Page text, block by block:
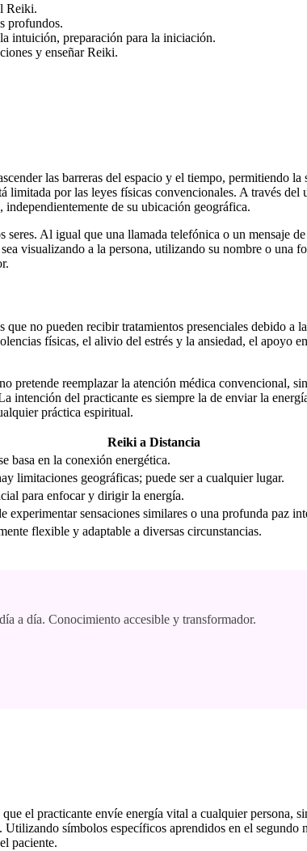
Reiki.
profundos.
intuición, preparación para la iniciación.
y enseñar Reiki.
las barreras del espacio y el tiempo, permitiendo
limitada por las leyes físicas convencionales. A través
de su ubicación geográfica.
Al igual que una llamada telefónica o un mensaje
visualizando a la persona, utilizando su nombre o una
no pueden recibir tratamientos presenciales debido a
físicas, el alivio del estrés y la ansiedad, el apoyo
pretende reemplazar la atención médica convencional,
intención del practicante es siempre la de enviar la
práctica espiritual.
Reiki a Distancia
basa en la conexión energética.
limitaciones geográficas; puede ser a cualquier lugar.
para enfocar y dirigir la energía.
experimentar sensaciones similares o una profunda paz
flexible y adaptable a diversas circunstancias.
a día. Conocimiento accesible y transformador.
el practicante envíe energía vital a cualquier persona,
símbolos específicos aprendidos en el
paciente.